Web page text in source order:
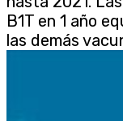
B1T en 1 año
las demás